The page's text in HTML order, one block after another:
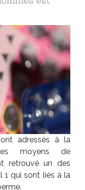
adressés à la
moyens de
retrouvé un des
1 qui sont liés à la